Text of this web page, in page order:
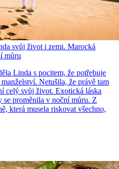
svůj život i zemi. Marocká
můru
Linda s pocitem, že potřebuje
Netušila, že právě tam
celý svůj život. Exotická láska
se proměnila v noční můru. Z
která musela riskovat všechno,